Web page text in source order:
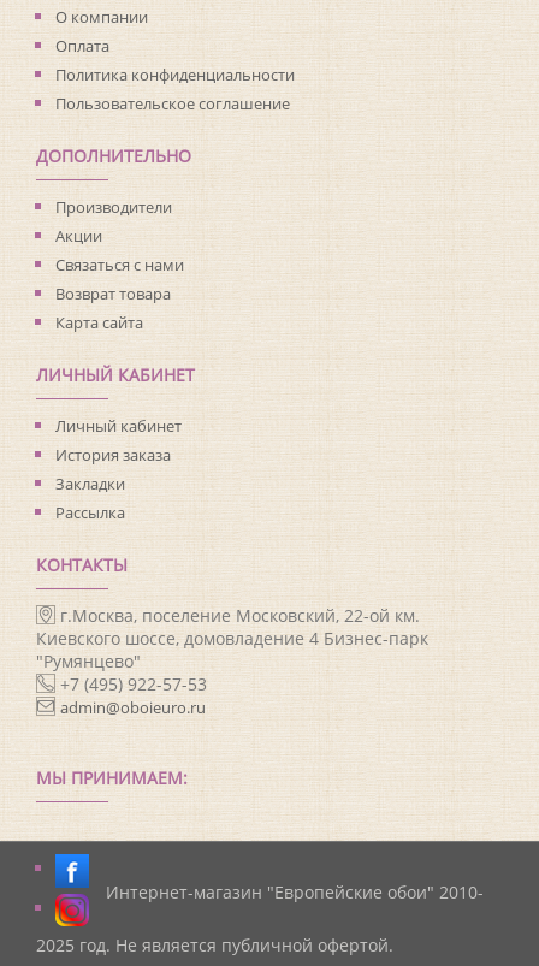
О компании
Оплата
Политика конфиденциальности
Пользовательское соглашение
ДОПОЛНИТЕЛЬНО
Производители
Акции
Связаться с нами
Возврат товара
Карта сайта
ЛИЧНЫЙ КАБИНЕТ
Личный кабинет
История заказа
Закладки
Рассылка
КОНТАКТЫ
г.Москва, поселение Московский, 22-ой км.
Киевского шоссе, домовладение 4 Бизнес-парк
"Румянцево"
+7 (495) 922-57-53
admin@oboieuro.ru
МЫ ПРИНИМАЕМ:
Интернет-магазин "Европейские обои" 2010-
2025 год. Не является публичной офертой.